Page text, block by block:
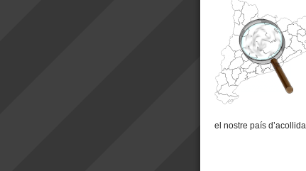
el nostre país d’acollida.